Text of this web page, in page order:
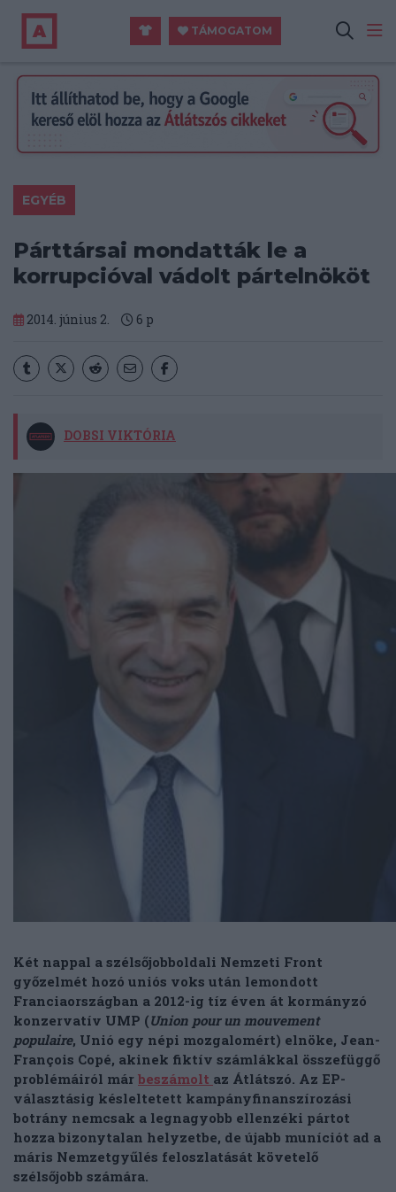
TÁMOGATOM
EGYÉB
Párttársai mondatták le a
korrupcióval vádolt pártelnököt
2014. június 2. 6 p
DOBSI VIKTÓRIA
Két nappal a szélsőjobboldali Nemzeti Front
győzelmét hozó uniós voks után lemondott
Franciaországban a 2012-ig tíz éven át kormányzó
konzervatív UMP (Union pour un mouvement
populaire, Unió egy népi mozgalomért) elnöke, Jean-
François Copé, akinek fiktív számlákkal összefüggő
problémáiról már beszámolt az Átlátszó. Az EP-
választásig késleltetett kampányfinanszírozási
botrány nemcsak a legnagyobb ellenzéki pártot
hozza bizonytalan helyzetbe, de újabb muníciót ad a
máris Nemzetgyűlés feloszlatását követelő
szélsőjobb számára.